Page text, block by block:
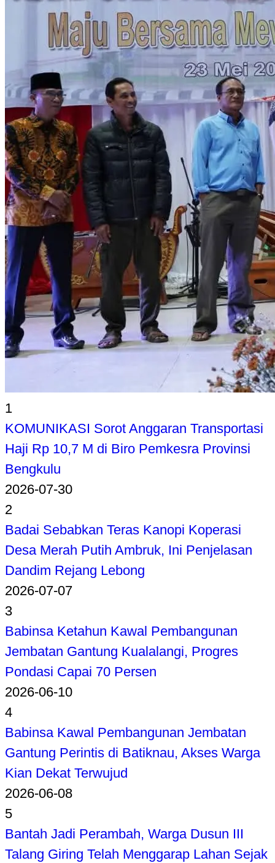
1
KOMUNIKASI Sorot Anggaran Transportasi
Haji Rp 10,7 M di Biro Pemkesra Provinsi
Bengkulu
2026-07-30
2
Badai Sebabkan Teras Kanopi Koperasi
Desa Merah Putih Ambruk, Ini Penjelasan
Dandim Rejang Lebong
2026-07-07
3
Babinsa Ketahun Kawal Pembangunan
Jembatan Gantung Kualalangi, Progres
Pondasi Capai 70 Persen
2026-06-10
4
Babinsa Kawal Pembangunan Jembatan
Gantung Perintis di Batiknau, Akses Warga
Kian Dekat Terwujud
2026-06-08
5
Bantah Jadi Perambah, Warga Dusun III
Talang Giring Telah Menggarap Lahan Sejak